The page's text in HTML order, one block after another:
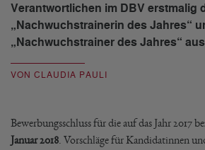
Verantwortlichen im DBV erstmalig
„Nachwuchstrainerin des Jahres“
„Nachwuchstrainer des Jahres“
VON CLAUDIA PAULI
Bewerbungsschluss für die auf das Jahr 2017
Januar 2018 . Vorschläge für Kandidatinnen